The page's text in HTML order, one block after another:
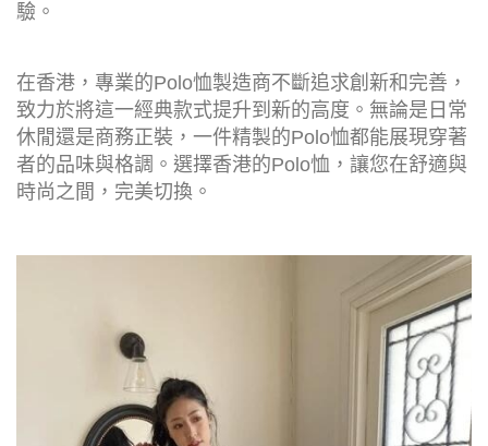
驗。
在香港，專業的Polo恤製造商不斷追求創新和完善，
致力於將這一經典款式提升到新的高度。無論是日常
休閒還是商務正裝，一件精製的Polo恤都能展現穿著
者的品味與格調。選擇香港的Polo恤，讓您在舒適與
時尚之間，完美切換。